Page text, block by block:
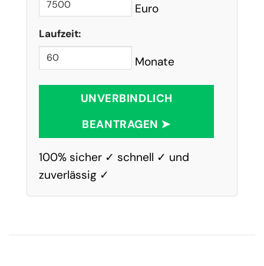
Euro
Laufzeit:
Monate
UNVERBINDLICH
BEANTRAGEN ➤
100% sicher ✓ schnell ✓ und
zuverlässig ✓